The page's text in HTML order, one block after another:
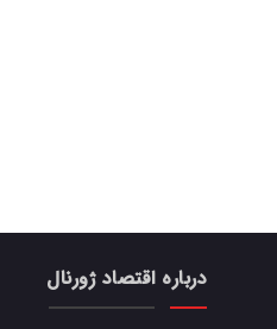
درباره اقتصاد ژورنال